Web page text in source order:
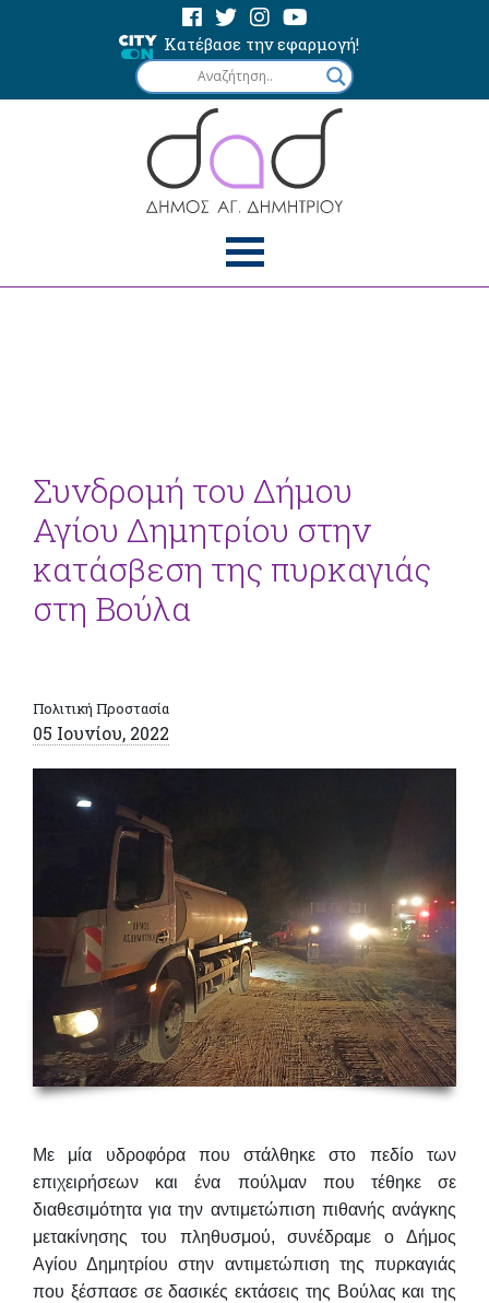
Κατέβασε την εφαρμογή!
Συνδρομή του Δήμου
Αγίου Δημητρίου στην
κατάσβεση της πυρκαγιάς
στη Βούλα
Πολιτική Προστασία
05 Ιουνίου, 2022
Με μία υδροφόρα που στάλθηκε στο πεδίο των
επιχειρήσεων και ένα πούλμαν που τέθηκε σε
διαθεσιμότητα για την αντιμετώπιση πιθανής ανάγκης
μετακίνησης του πληθυσμού, συνέδραμε ο Δήμος
Αγίου Δημητρίου στην αντιμετώπιση της πυρκαγιάς
που ξέσπασε σε δασικές εκτάσεις της Βούλας και της